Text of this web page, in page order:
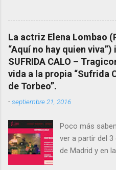
También
en el año 2000
información de
suministraron
algunos
Dejamos para
completo
Facebook otra
Facebook
La actriz Elena Lombao
“Aquí no hay quien
SUFRIDA CALO –
vida a la propia “Sufrida
de Torbeo”.
-septiembre 21, 2016
Poco más
ver a partir del 3
de Madrid y en